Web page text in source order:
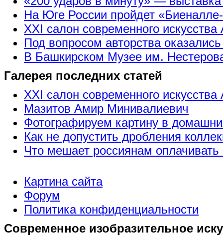
На Юге России пройдет
XXI салон современного искусства
Под вопросом авторства
В Башкирском Музее им.
Галерея последних статей
XXI салон современного искусства
Мазитов Амир Минивалиевич
Фотографируем картину в
Как не допустить дробления
Что мешает россиянам
Картина сайта
Форум
Политика конфиденциальности
Современное изобразительное